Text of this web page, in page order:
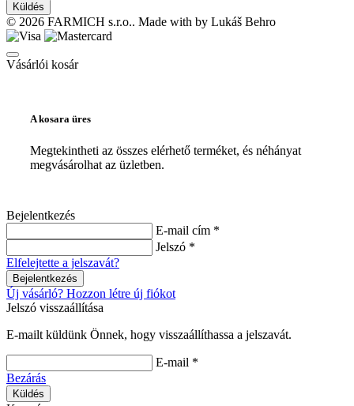
Küldés
© 2026 FARMICH s.r.o.. Made with by Lukáš Behro
Vásárlói kosár
A kosara üres
Megtekintheti az összes elérhető terméket, és néhányat
megvásárolhat az üzletben.
Bejelentkezés
E-mail cím *
Jelszó *
Elfelejtette a jelszavát?
Bejelentkezés
Új vásárló? Hozzon létre új fiókot
Jelszó visszaállítása
E-mailt küldünk Önnek, hogy visszaállíthassa a jelszavát.
E-mail *
Bezárás
Küldés